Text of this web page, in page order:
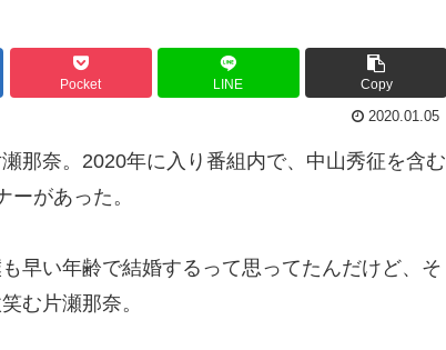
Pocket LINE Copy
2020.01.05
那奈。2020年に入り番組内で、中山秀征を含む
があった。
早い年齢で結婚するって思ってたんだけど、そ
む片瀬那奈。